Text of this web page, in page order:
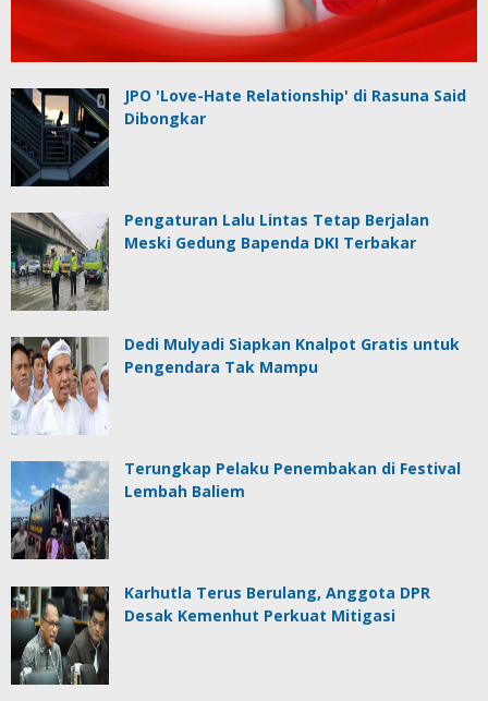
JPO 'Love-Hate Relationship' di Rasuna Said
Dibongkar
Pengaturan Lalu Lintas Tetap Berjalan
Meski Gedung Bapenda DKI Terbakar
Dedi Mulyadi Siapkan Knalpot Gratis untuk
Pengendara Tak Mampu
Terungkap Pelaku Penembakan di Festival
Lembah Baliem
Karhutla Terus Berulang, Anggota DPR
Desak Kemenhut Perkuat Mitigasi